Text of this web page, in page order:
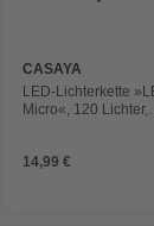
CASAYA
LED-Lichterkette
Micro«, 120 Lichter,
14,99 €